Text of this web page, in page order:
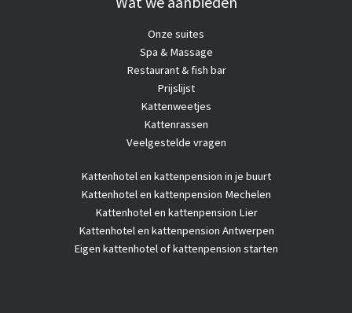
Onze suites
Spa & Massage
Restaurant & fish bar
Prijslijst
Kattenweetjes
Kattenrassen
Veelgestelde vragen
Kattenhotelen kattenpension in je buurt
Kattenhotel en kattenpension Mechelen
Kattenhotel en kattenpension Lier
Kattenhotel en kattenpension Antwerpen
Eigen kattenhotel of kattenpension starten